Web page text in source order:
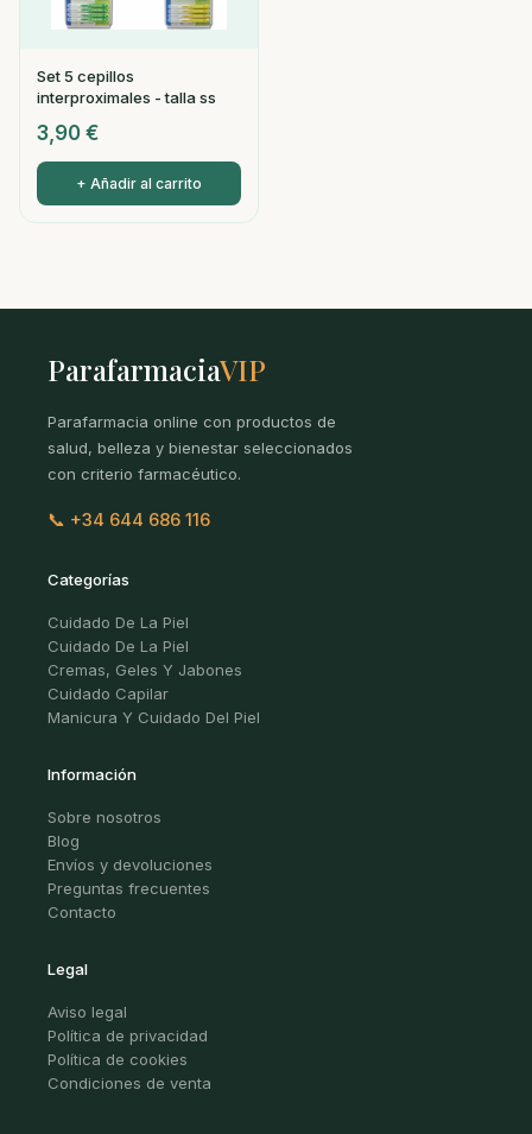
Set 5 cepillos
interproximales - talla ss
3,90 €
+ Añadir al carrito
ParafarmaciaVIP
Parafarmacia online con productos de
salud, belleza y bienestar seleccionados
con criterio farmacéutico.
📞 +34 644 686 116
Categorías
Cuidado De La Piel
Cuidado De La Piel
Cremas, Geles Y Jabones
Cuidado Capilar
Manicura Y Cuidado Del Piel
Información
Sobre nosotros
Blog
Envíos y devoluciones
Preguntas frecuentes
Contacto
Legal
Aviso legal
Política de privacidad
Política de cookies
Condiciones de venta